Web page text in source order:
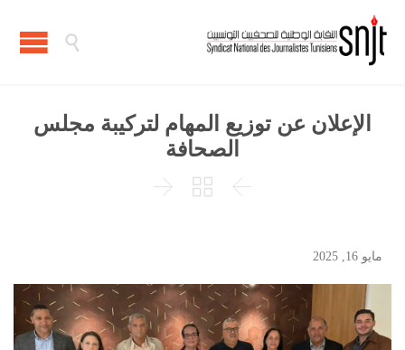

الإعلان عن توزيع المهام لتركيبة مجلس
الصحافة



مايو 16, 2025